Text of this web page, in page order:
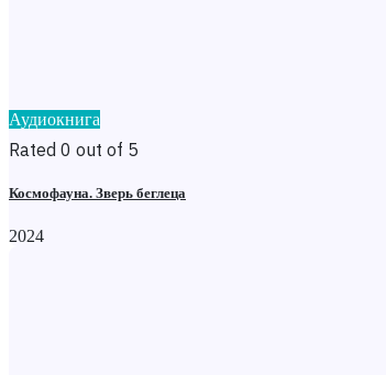
Аудиокнига
Rated 0 out of 5
Космофауна. Зверь беглеца
2024